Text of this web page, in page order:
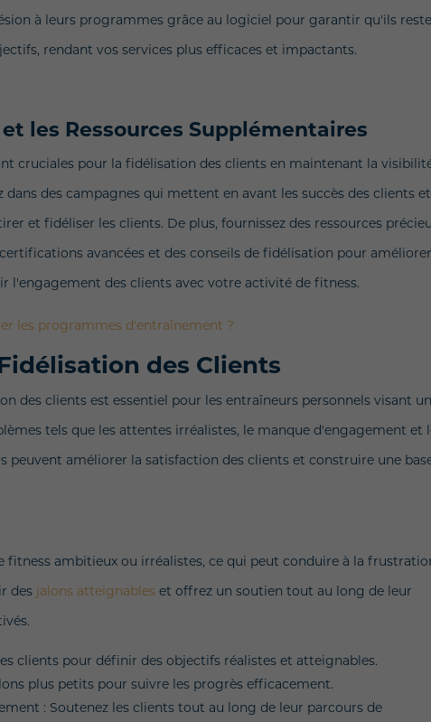
à leurs programmes grâce au logiciel pour garantir qu'ils
rendant vos services plus efficaces et impactants.
les Ressources Supplémentaires
cruciales pour la fidélisation des clients en maintenant la
dans des campagnes qui mettent en avant les succès des clients et
et fidéliser les clients. De plus, fournissez des ressources
avancées et des conseils de fidélisation pour
l'engagement des clients avec votre activité de fitness.
les programmes d'entraînement ?
des Clients
des clients est essentiel pour les entraîneurs personnels visant
tels que les attentes irréalistes, le manque d'engagement et
peuvent améliorer la satisfaction des clients et construire une
fitness ambitieux ou irréalistes, ce qui peut conduire à la
des jalons atteignables et offrez un soutien tout au long de leur
clients pour définir des objectifs réalistes et atteignables.
plus petits pour suivre les progrès efficacement.
: Soutenez les clients tout au long de leur parcours de